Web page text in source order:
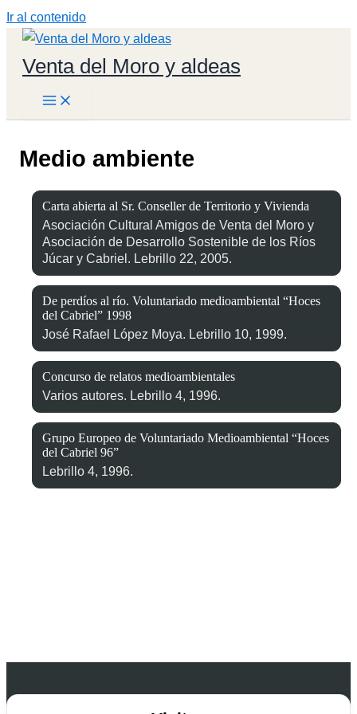
Ir al contenido
Venta del Moro y aldeas
Medio ambiente
Carta abierta al Sr. Conseller de Territorio y Vivienda
Asociación Cultural Amigos de Venta del Moro y
Asociación de Desarrollo Sostenible de los Ríos
Júcar y Cabriel. Lebrillo 22, 2005.
De perdíos al río. Voluntariado medioambiental “Hoces
del Cabriel” 1998
José Rafael López Moya. Lebrillo 10, 1999.
Concurso de relatos medioambientales
Varios autores. Lebrillo 4, 1996.
Grupo Europeo de Voluntariado Medioambiental “Hoces
del Cabriel 96”
Lebrillo 4, 1996.